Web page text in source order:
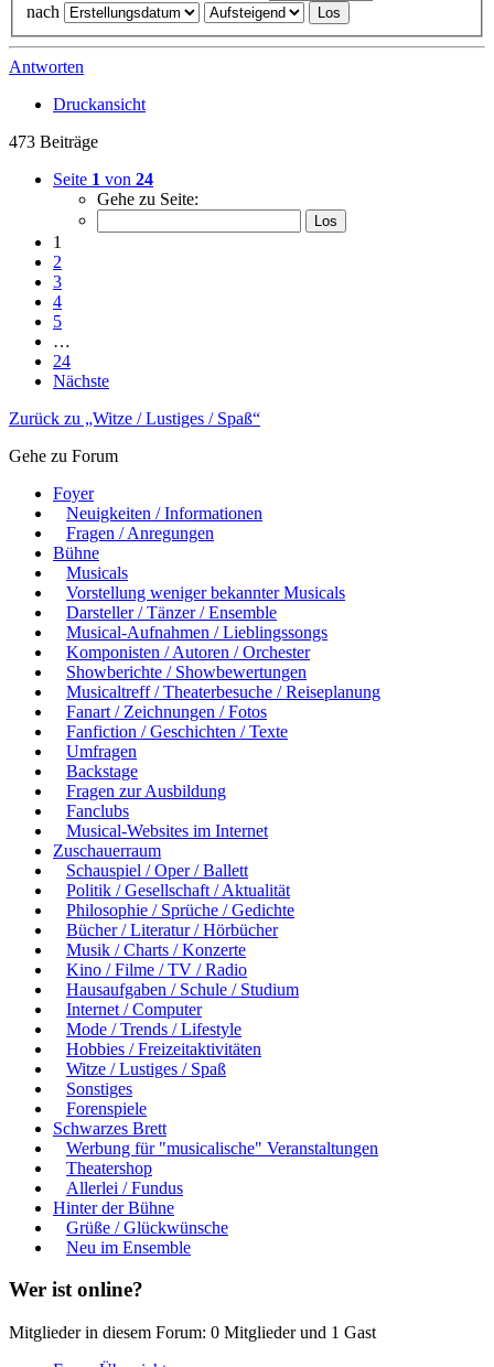
nach
Antworten
Druckansicht
473 Beiträge
Seite 1 von 24
Gehe zu Seite:
1
2
3
4
5
…
24
Nächste
Zurück zu „Witze / Lustiges / Spaß“
Gehe zu Forum
Foyer
Neuigkeiten / Informationen
Fragen / Anregungen
Bühne
Musicals
Vorstellung weniger bekannter Musicals
Darsteller / Tänzer / Ensemble
Musical-Aufnahmen / Lieblingssongs
Komponisten / Autoren / Orchester
Showberichte / Showbewertungen
Musicaltreff / Theaterbesuche / Reiseplanung
Fanart / Zeichnungen / Fotos
Fanfiction / Geschichten / Texte
Umfragen
Backstage
Fragen zur Ausbildung
Fanclubs
Musical-Websites im Internet
Zuschauerraum
Schauspiel / Oper / Ballett
Politik / Gesellschaft / Aktualität
Philosophie / Sprüche / Gedichte
Bücher / Literatur / Hörbücher
Musik / Charts / Konzerte
Kino / Filme / TV / Radio
Hausaufgaben / Schule / Studium
Internet / Computer
Mode / Trends / Lifestyle
Hobbies / Freizeitaktivitäten
Witze / Lustiges / Spaß
Sonstiges
Forenspiele
Schwarzes Brett
Werbung für "musicalische" Veranstaltungen
Theatershop
Allerlei / Fundus
Hinter der Bühne
Grüße / Glückwünsche
Neu im Ensemble
Wer ist online?
Mitglieder in diesem Forum: 0 Mitglieder und 1 Gast